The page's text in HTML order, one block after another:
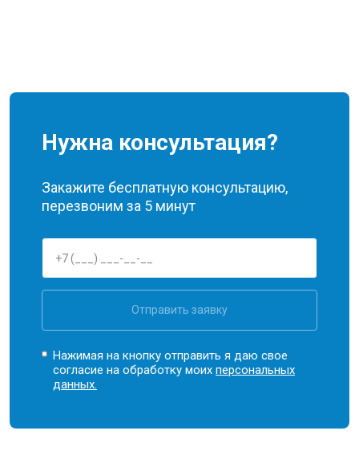
Нужна консультация?
Закажите бесплатную консультацию,
перезвоним за 5 минут
Отправить заявку
Нажимая на кнопку отправить я даю свое
согласие на обработку моихперсональных
данных.